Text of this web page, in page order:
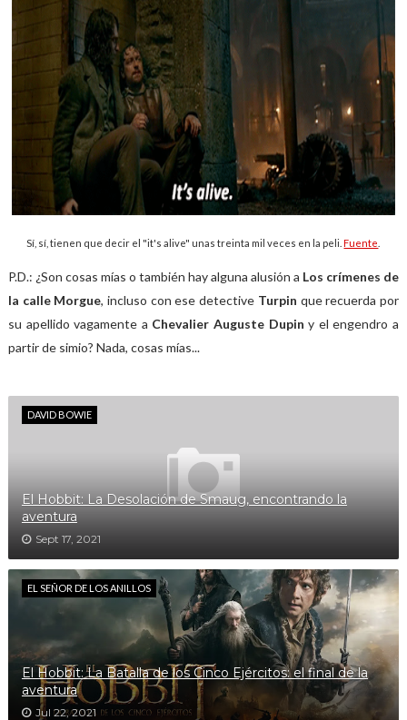
Sí, sí, tienen que decir el "it's alive" unas treinta mil veces en la peli.Fuente
P.D.: ¿Son cosas mías o también hay alguna alusión a Los crímenes de
la calle Morgue, incluso con ese detective Turpin que recuerda por
su apellido vagamente a Chevalier Auguste Dupin y el engendro a
partir de simio? Nada, cosas mías...
DAVID BOWIE
El Hobbit: La Desolación de Smaug, encontrando la
aventura
Sept 17, 2021
EL SEÑOR DE LOS ANILLOS
El Hobbit: La Batalla de los Cinco Ejércitos: el final de la
aventura
Jul 22, 2021